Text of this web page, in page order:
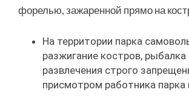
форелью, зажаренной прямо на
На территории парка
разжигание костров, рыбалка
развлечения строго
присмотром работника